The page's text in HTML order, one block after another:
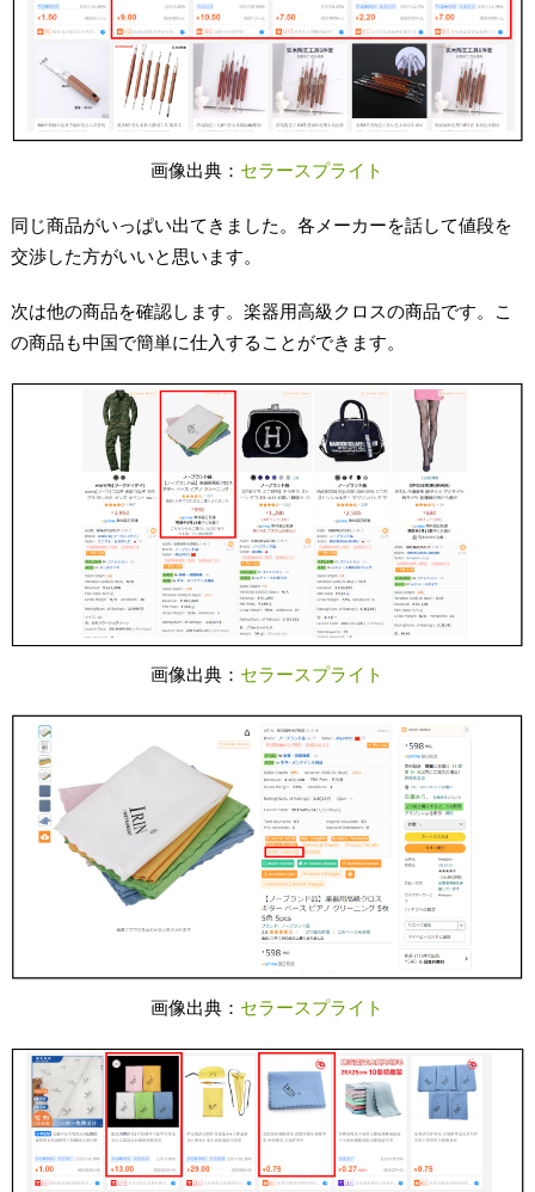
画像出典： セラースプライト
同じ商品がいっぱい出てきました。各メーカーを話して値段を
交渉した方がいいと思います。
次は他の商品を確認します。楽器用高級クロスの商品です。こ
の商品も中国で簡単に仕入することができます。
画像出典： セラースプライト
画像出典： セラースプライト